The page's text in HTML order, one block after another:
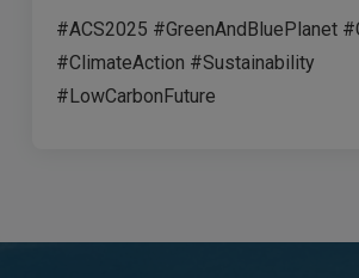
#ACS2025 #GreenAndBluePlanet
#ClimateAction #Sustainability
#LowCarbonFuture